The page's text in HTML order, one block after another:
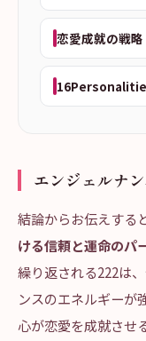
恋愛成就の戦略
エンジェルナ
結論からお伝えすると
ける信頼と運命のパ
繰り返される222は
ンスのエネルギーが
心が恋愛を成就させ